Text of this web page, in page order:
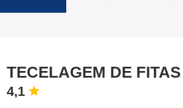
TECELAGEM DE
4,1